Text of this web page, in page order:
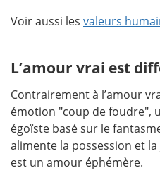
Voir aussi les valeurs
L’amour vrai est
Contrairement à l’amour
émotion "coup de foudre",
égoïste basé sur le
alimente la possession et
est un amour éphémère.